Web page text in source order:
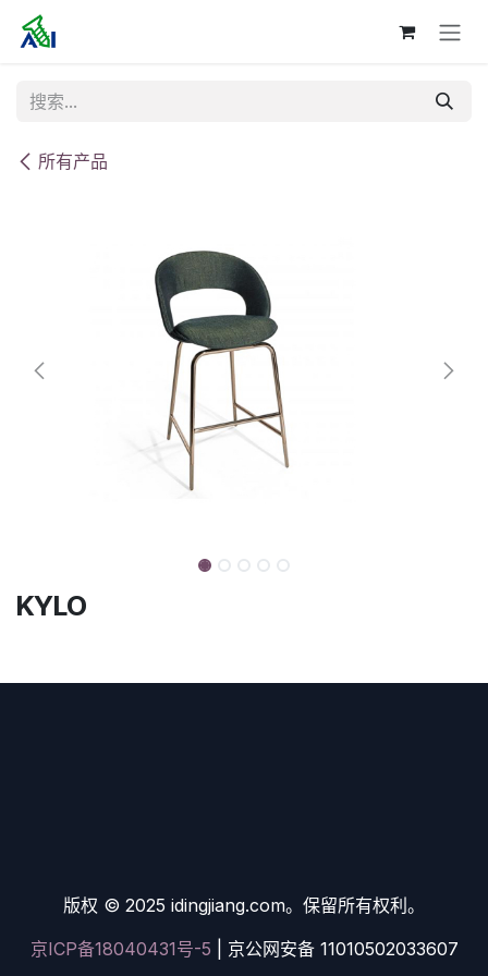
跳至内容
所有产品
KYLO
版权 © 2025 idingjiang.com。保留所有权利。
京ICP备18040431号-5 | 京公网安备 11010502033607